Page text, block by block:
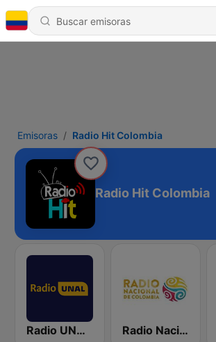
Emisoras Radio Hit Colombia
Radio Hit Colombia
Radio UNAL Medellín Radio Nacional de Colombia Convención 94.0 FM